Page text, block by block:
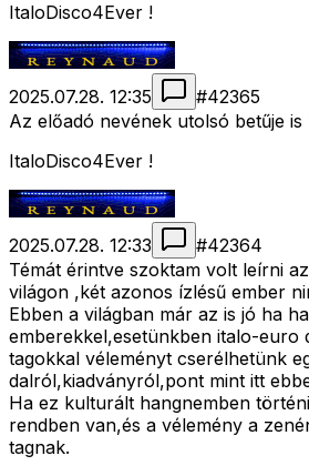
ItaloDisco4Ever !
2025.07.28. 12:35 #42365
Az előadó nevének utolsó betűje
ItaloDisco4Ever !
2025.07.28. 12:33 #42364
Témát érintve szoktam volt leírni
világon ,két azonos ízlésű ember
Ebben a világban már az is jó ha
emberekkel,esetünkben italo-euro
tagokkal véleményt cserélhetünk
dalról,kiadványról,pont mint itt
Ha ez kulturált hangnemben
rendben van,és a vélemény a
tagnak.